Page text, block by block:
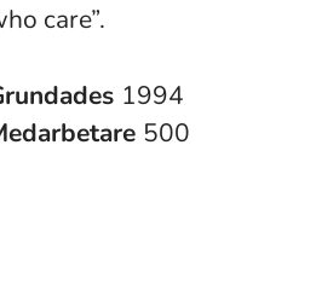
care”.
1994
500